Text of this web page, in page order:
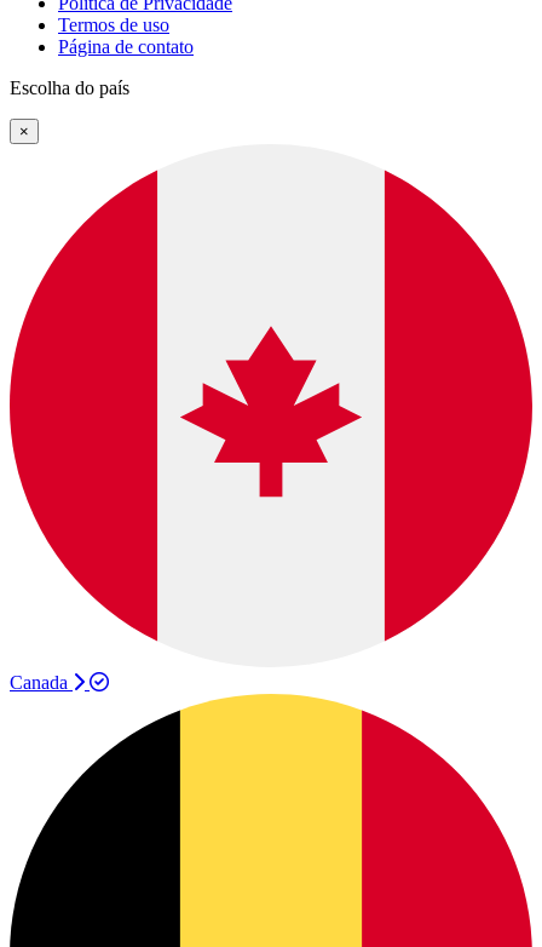
Termos de uso
Página de contato
Escolha do país
×
Canada